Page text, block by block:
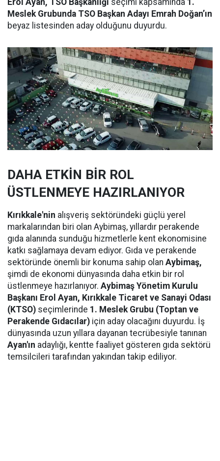
Erol Ayan, TSO Başkanlığı seçimi kapsamında 1.
Meslek Grubunda TSO Başkan Adayı Emrah Doğan’ın
beyaz listesinden aday olduğunu duyurdu.
DAHA ETKİN BİR ROL
ÜSTLENMEYE HAZIRLANIYOR
Kırıkkale'nin alışveriş sektöründeki güçlü yerel
markalarından biri olan Aybimaş, yıllardır perakende
gıda alanında sunduğu hizmetlerle kent ekonomisine
katkı sağlamaya devam ediyor. Gıda ve perakende
sektöründe önemli bir konuma sahip olan Aybimaş,
şimdi de ekonomi dünyasında daha etkin bir rol
üstlenmeye hazırlanıyor. Aybimaş Yönetim Kurulu
Başkanı Erol Ayan, Kırıkkale Ticaret ve Sanayi Odası
(KTSO) seçimlerinde 1. Meslek Grubu (Toptan ve
Perakende Gıdacılar) için aday olacağını duyurdu. İş
dünyasında uzun yıllara dayanan tecrübesiyle tanınan
Ayan'ın adaylığı, kentte faaliyet gösteren gıda sektörü
temsilcileri tarafından yakından takip ediliyor.